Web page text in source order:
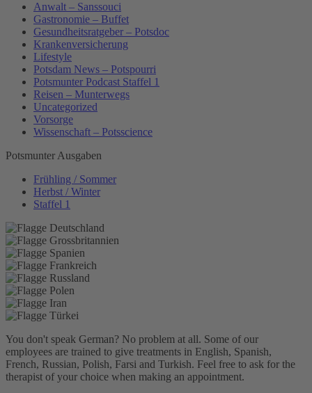
Anwalt – Sanssouci
Gastronomie – Buffet
Gesundheitsratgeber – Potsdoc
Krankenversicherung
Lifestyle
Potsdam News – Potspourri
Potsmunter Podcast Staffel 1
Reisen – Munterwegs
Uncategorized
Vorsorge
Wissenschaft – Potsscience
Potsmunter Ausgaben
Frühling / Sommer
Herbst / Winter
Staffel 1
You don't speak German? No problem at all. Some of our
employees are trained to give treatments in English, Spanish,
French, Russian, Polish, Farsi and Turkish. Feel free to ask for the
therapist of your choice when making an appointment.